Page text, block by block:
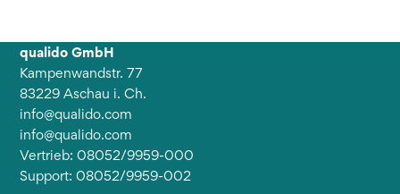
qualido GmbH
Kampenwandstr. 77
83229 Aschau i. Ch.
info@qualido.com
info@qualido.com
Vertrieb: 08052/9959-000
Support: 08052/9959-002